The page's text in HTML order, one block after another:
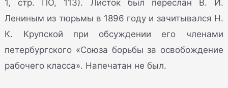
1, стр. ПО, 113). Листок был переслан В. И.
Лениным из тюрьмы в 1896 году и зачитывался Н.
К. Крупской при обсуждении его членами
петербургского «Союза борьбы за освобождение
рабочего класса». Напечатан не был.